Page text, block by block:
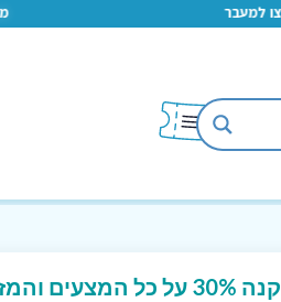
קוד קופון המקנה 30% על כל